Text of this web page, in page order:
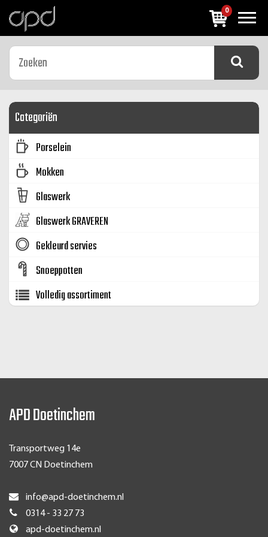
0
Categoriën
Porselein
Mokken
Glaswerk
Glaswerk GRAVEREN
Gekleurd servies
Snoeppotten
Volledig assortiment
APD Doetinchem
Transportweg 14e
7007 CN Doetinchem
info@apd-doetinchem.nl
0314 - 33 27 73
apd-doetinchem.nl